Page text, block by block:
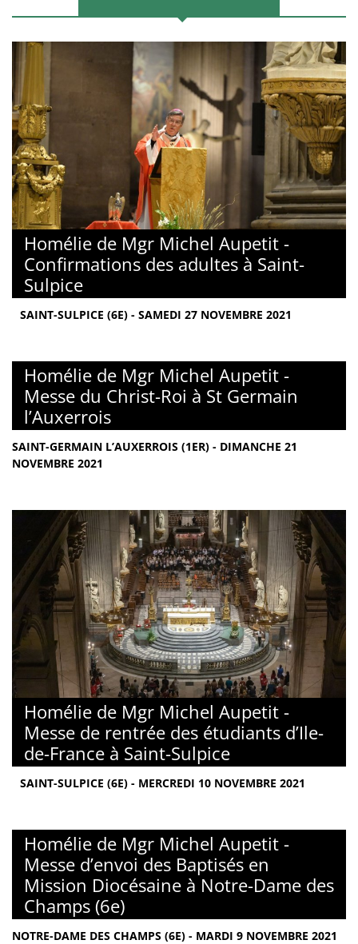
Homélie de Mgr Michel Aupetit -
Confirmations des adultes à Saint-
Sulpice
SAINT-SULPICE (6E) - SAMEDI 27 NOVEMBRE 2021
Homélie de Mgr Michel Aupetit -
Messe du Christ-Roi à St Germain
l’Auxerrois
SAINT-GERMAIN L’AUXERROIS (1ER) - DIMANCHE 21
NOVEMBRE 2021
Homélie de Mgr Michel Aupetit -
Messe de rentrée des étudiants d’Ile-
de-France à Saint-Sulpice
SAINT-SULPICE (6E) - MERCREDI 10 NOVEMBRE 2021
Homélie de Mgr Michel Aupetit -
Messe d’envoi des Baptisés en
Mission Diocésaine à Notre-Dame des
Champs (6e)
NOTRE-DAME DES CHAMPS (6E) - MARDI 9 NOVEMBRE 2021